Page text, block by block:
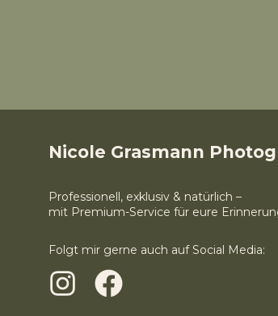
Nicole Grasmann
Professionell, exklusiv & natürlich –
mit Premium-Service für eure
Folgt mir gerne auch auf Social Media: